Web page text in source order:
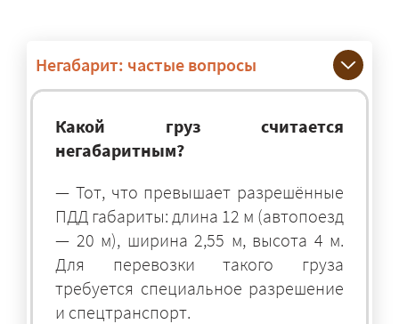
Негабарит: частые вопросы
Какой груз считается
негабаритным?
— Тот, что превышает разрешённые
ПДД габариты: длина 12 м (автопоезд
— 20 м), ширина 2,55 м, высота 4 м.
Для перевозки такого груза
требуется специальное разрешение
и спецтранспорт.